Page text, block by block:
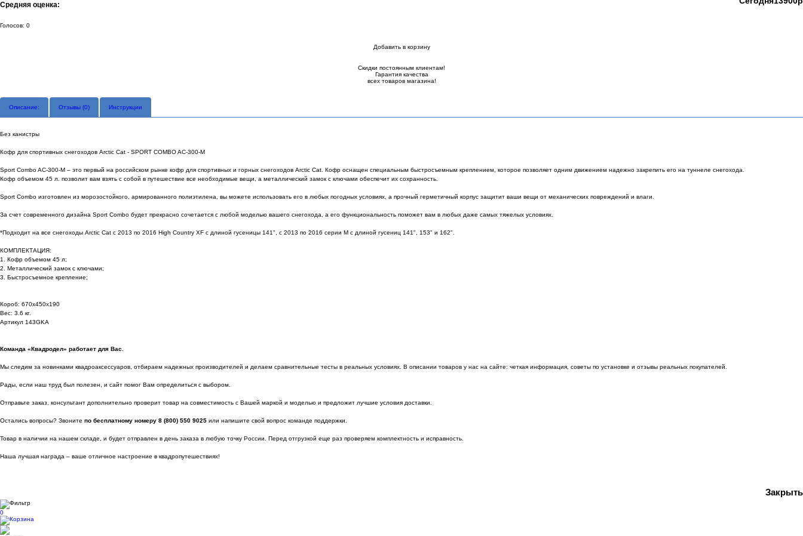
Средняя оценка:
Голосов: 0
Добавить в корзину
Скидки постоянным клиентам!
Гарантия качества
всех товаров магазина!
Описание: Отзывы (0) Инструкции
Без канистры
Кофр для спортивных снегоходов Arctic Cat - SPORT COMBO AC-300-M
Sport Combo AC-300-M – это первый на российском рынке кофр для спортивных и горных снегоходов Arctic Cat. Кофр оснащен специальным быстросъемным креплением, которое позволяет одним движением надежно закрепить его на туннеле снегохода.
Кофр объемом 45 л. позволит вам взять с собой в путешествие все необходимые вещи, а металлический замок с ключами обеспечит их сохранность.
Sport Combo изготовлен из морозостойкого, армированного полиэтилена, вы можете использовать его в любых погодных условиях, а прочный герметичный корпус защитит ваши вещи от механических повреждений и влаги.
За счет современного дизайна Sport Combo будет прекрасно сочетается с любой моделью вашего снегохода, а его функциональность поможет вам в любых даже самых тяжелых условиях.
*Подходит на все снегоходы Arctic Cat с 2013 по 2016 High Country XF с длиной гусеницы 141", с 2013 по 2016 серии M с длиной гусениц 141", 153" и 162".
КОМПЛЕКТАЦИЯ:
1. Кофр объемом 45 л;
2. Металлический замок с ключами;
3. Быстросъемное крепление;
Короб: 670х450х190
Вес: 3.6 кг.
Артикул 143GKA
Команда «Квадродел» работает для Вас.
Мы следим за новинками квадроаксессуаров, отбираем надежных производителей и делаем сравнительные тесты в реальных условиях. В описании товаров у нас на сайте: четкая информация, советы по установке и отзывы реальных покупателей.
Рады, если наш труд был полезен, и сайт помог Вам определиться с выбором.
Отправьте заказ, консультант дополнительно проверит товар на совместимость с Вашей маркой и моделью и предложит лучшие условия доставки.
Остались вопросы? Звоните по бесплатному номеру 8 (800) 550 9025 или напишите свой вопрос команде поддержки.
Товар в наличии на нашем складе, и будет отправлен в день заказа в любую точку России. Перед отгрузкой еще раз проверяем комплектность и исправность.
Наша лучшая награда – ваше отличное настроение в квадропутешествиях!
Закрыть
0